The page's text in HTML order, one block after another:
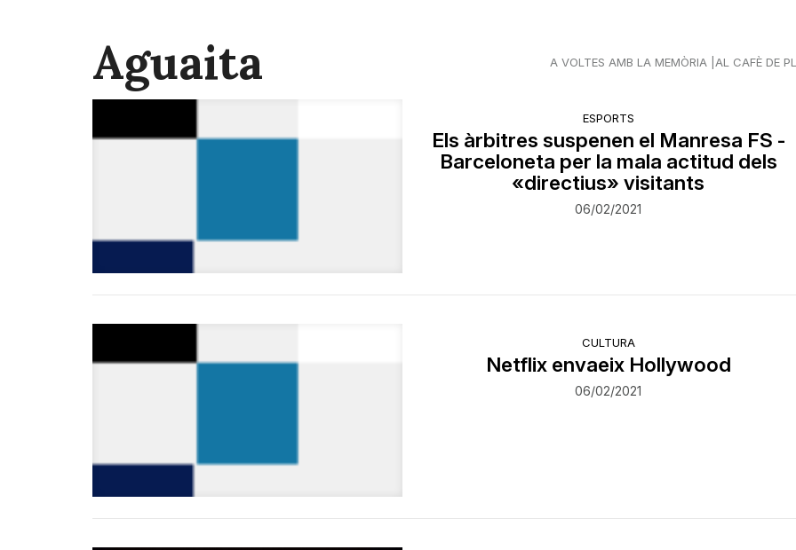
Aguaita A VOLTES AMB LA MEMÒRIA AL CAFÈ DE
ESPORTS
Els àrbitres suspenen el Manresa FS -
Barceloneta per la mala actitud dels
«directius» visitants
06/02/2021
CULTURA
Netflix envaeix Hollywood
06/02/2021